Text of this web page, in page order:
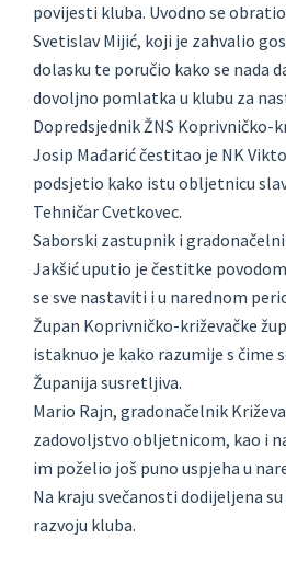
povijesti kluba. Uvodno se
Svetislav Mijić, koji je zahvalio
dolasku te poručio kako se nada
dovoljno pomlatka u klubu za
Dopredsjednik ŽNS Koprivničko-
Josip Mađarić čestitao je NK
podsjetio kako istu obljetnicu
Tehničar Cvetkovec.
Saborski zastupnik i
Jakšić uputio je čestitke
se sve nastaviti i u narednom
Župan Koprivničko-križevačke
istaknuo je kako razumije s čime
Županija susretljiva.
Mario Rajn, gradonačelnik
zadovoljstvo obljetnicom, kao i
im poželio još puno uspjeha u
Na kraju svečanosti dodijeljena
razvoju kluba.